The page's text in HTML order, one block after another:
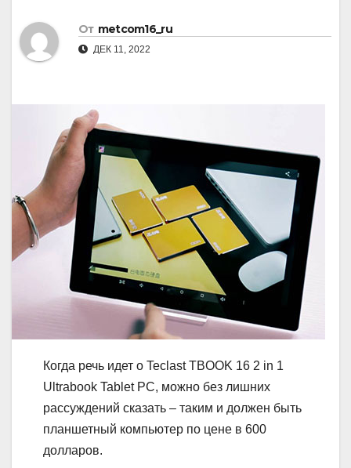
От metcom16_ru
ДЕК 11, 2022
Когда речь идет о Teclast TBOOK 16 2 in 1
Ultrabook Tablet PC, можно без лишних
рассуждений сказать – таким и должен быть
планшетный компьютер по цене в 600
долларов.